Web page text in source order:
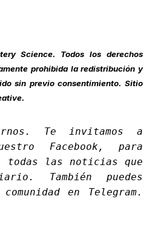
Science. Todos los derechos
prohibida la redistribución y
sin previo consentimiento. Sitio
Te invitamos a
Facebook , para
las noticias que
También puedes
en Telegram.